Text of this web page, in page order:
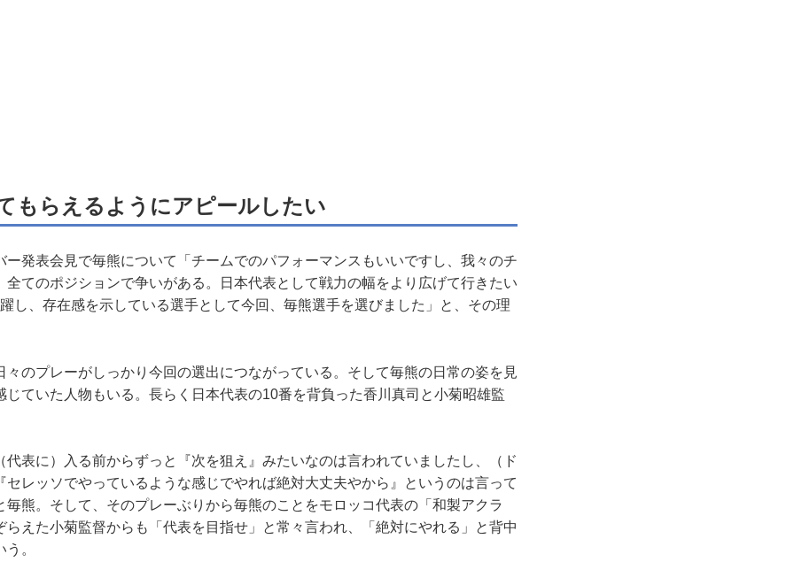
もらえるようにアピールしたい
発表会見で毎熊について「チームでのパフォーマンスもいいですし、我々のチ
全てのポジションで争いがある。日本代表として戦力の幅をより広げて行きたい
し、存在感を示している選手として今回、毎熊選手を選びました」と、その理
のプレーがしっかり今回の選出につながっている。そして毎熊の日常の姿を見
じていた人物もいる。長らく日本代表の10番を背負った香川真司と小菊昭雄監
代表に）入る前からずっと『次を狙え』みたいなのは言われていましたし、（ド
セレッソでやっているような感じでやれば絶対大丈夫やから』というのは言って
毎熊。そして、そのプレーぶりから毎熊のことをモロッコ代表の「和製アクラ
らえた小菊監督からも「代表を目指せ」と常々言われ、「絶対にやれる」と背中
。